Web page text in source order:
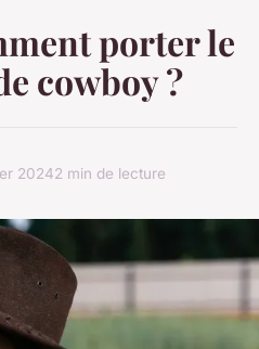
porter le
cowboy ?
20242 min de lecture